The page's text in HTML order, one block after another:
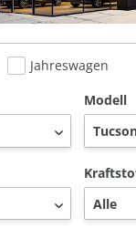
Jahreswagen
Modell